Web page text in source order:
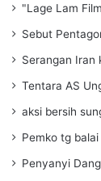
"Lage Lam
Sebut
Serangan Iran
Tentara AS
aksi bersih
Pemko tg balai
Penyanyi